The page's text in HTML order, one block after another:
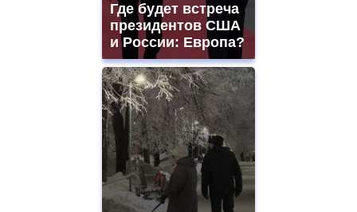
Где будет встреча
президентов США
и России: Европа?